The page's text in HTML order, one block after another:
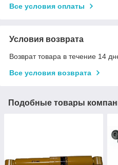
Все условия оплаты
Условия возврата
Возврат товара в течение 14
Все условия возврата
Подобные товары